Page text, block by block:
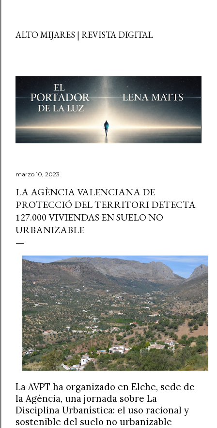
ALTO MIJARES | REVISTA DIGITAL
marzo 10, 2023
LA AGÈNCIA VALENCIANA DE
PROTECCIÓ DEL TERRITORI DETECTA
127.000 VIVIENDAS EN SUELO NO
URBANIZABLE
La AVPT ha organizado en Elche, sede de
la Agència, una jornada sobre La
Disciplina Urbanística: el uso racional y
sostenible del suelo no urbanizable